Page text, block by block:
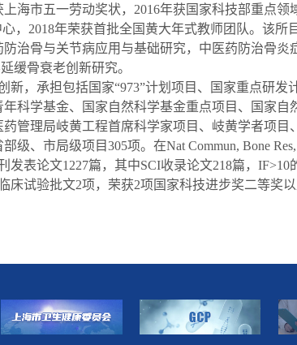
海市五一劳动奖状，2016年获国家科技部重点领
，2018年荣获首批全国黄大年式教师团队。该所
治骨与关节病应用与基础研究，中医药防治骨炎
缓骨衰老创新研究。
新，承担包括国家“973”计划项目、国家重点研发
科学基金、国家自然科学基金重点项目、国家自
管理局岐黄工程首席科学家项目、岐黄学者项目
级、市局级项目305项。在Nat Commun, Bone Res,
发表论文1227篇，其中SCI收录论文218篇，
床试验批文2项，荣获2项国家科技进步奖二等奖